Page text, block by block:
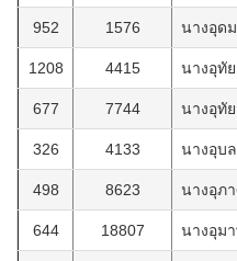
952 1576 นางอุด
1208 4415 นางอุทั
677 7744 นางอุทั
326 4133 นางอุบ
498 8623 นางอุภ
644 18807 นางอุม